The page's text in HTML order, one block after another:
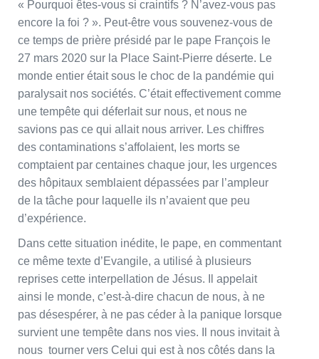
« Pourquoi êtes-vous si craintifs ? N’avez-vous pas
encore la foi ? ». Peut-être vous souvenez-vous de
ce temps de prière présidé par le pape François le
27 mars 2020 sur la Place Saint-Pierre déserte. Le
monde entier était sous le choc de la pandémie qui
paralysait nos sociétés. C’était effectivement comme
une tempête qui déferlait sur nous, et nous ne
savions pas ce qui allait nous arriver. Les chiffres
des contaminations s’affolaient, les morts se
comptaient par centaines chaque jour, les urgences
des hôpitaux semblaient dépassées par l’ampleur
de la tâche pour laquelle ils n’avaient que peu
d’expérience.
Dans cette situation inédite, le pape, en commentant
ce même texte d’Evangile, a utilisé à plusieurs
reprises cette interpellation de Jésus. Il appelait
ainsi le monde, c’est-à-dire chacun de nous, à ne
pas désespérer, à ne pas céder à la panique lorsque
survient une tempête dans nos vies. Il nous invitait à
nous tourner vers Celui qui est à nos côtés dans la